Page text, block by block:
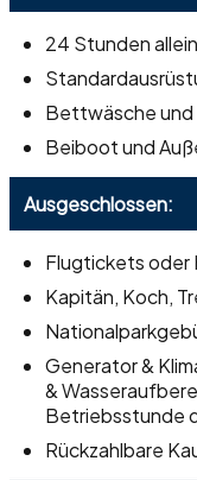
24 Stunden
Bettwäsche
Beiboot und
Ausgeschlossen:
Flugtickets oder
Kapitän, Koch,
Generator &
&
Betriebsstunde
Rückzahlbare